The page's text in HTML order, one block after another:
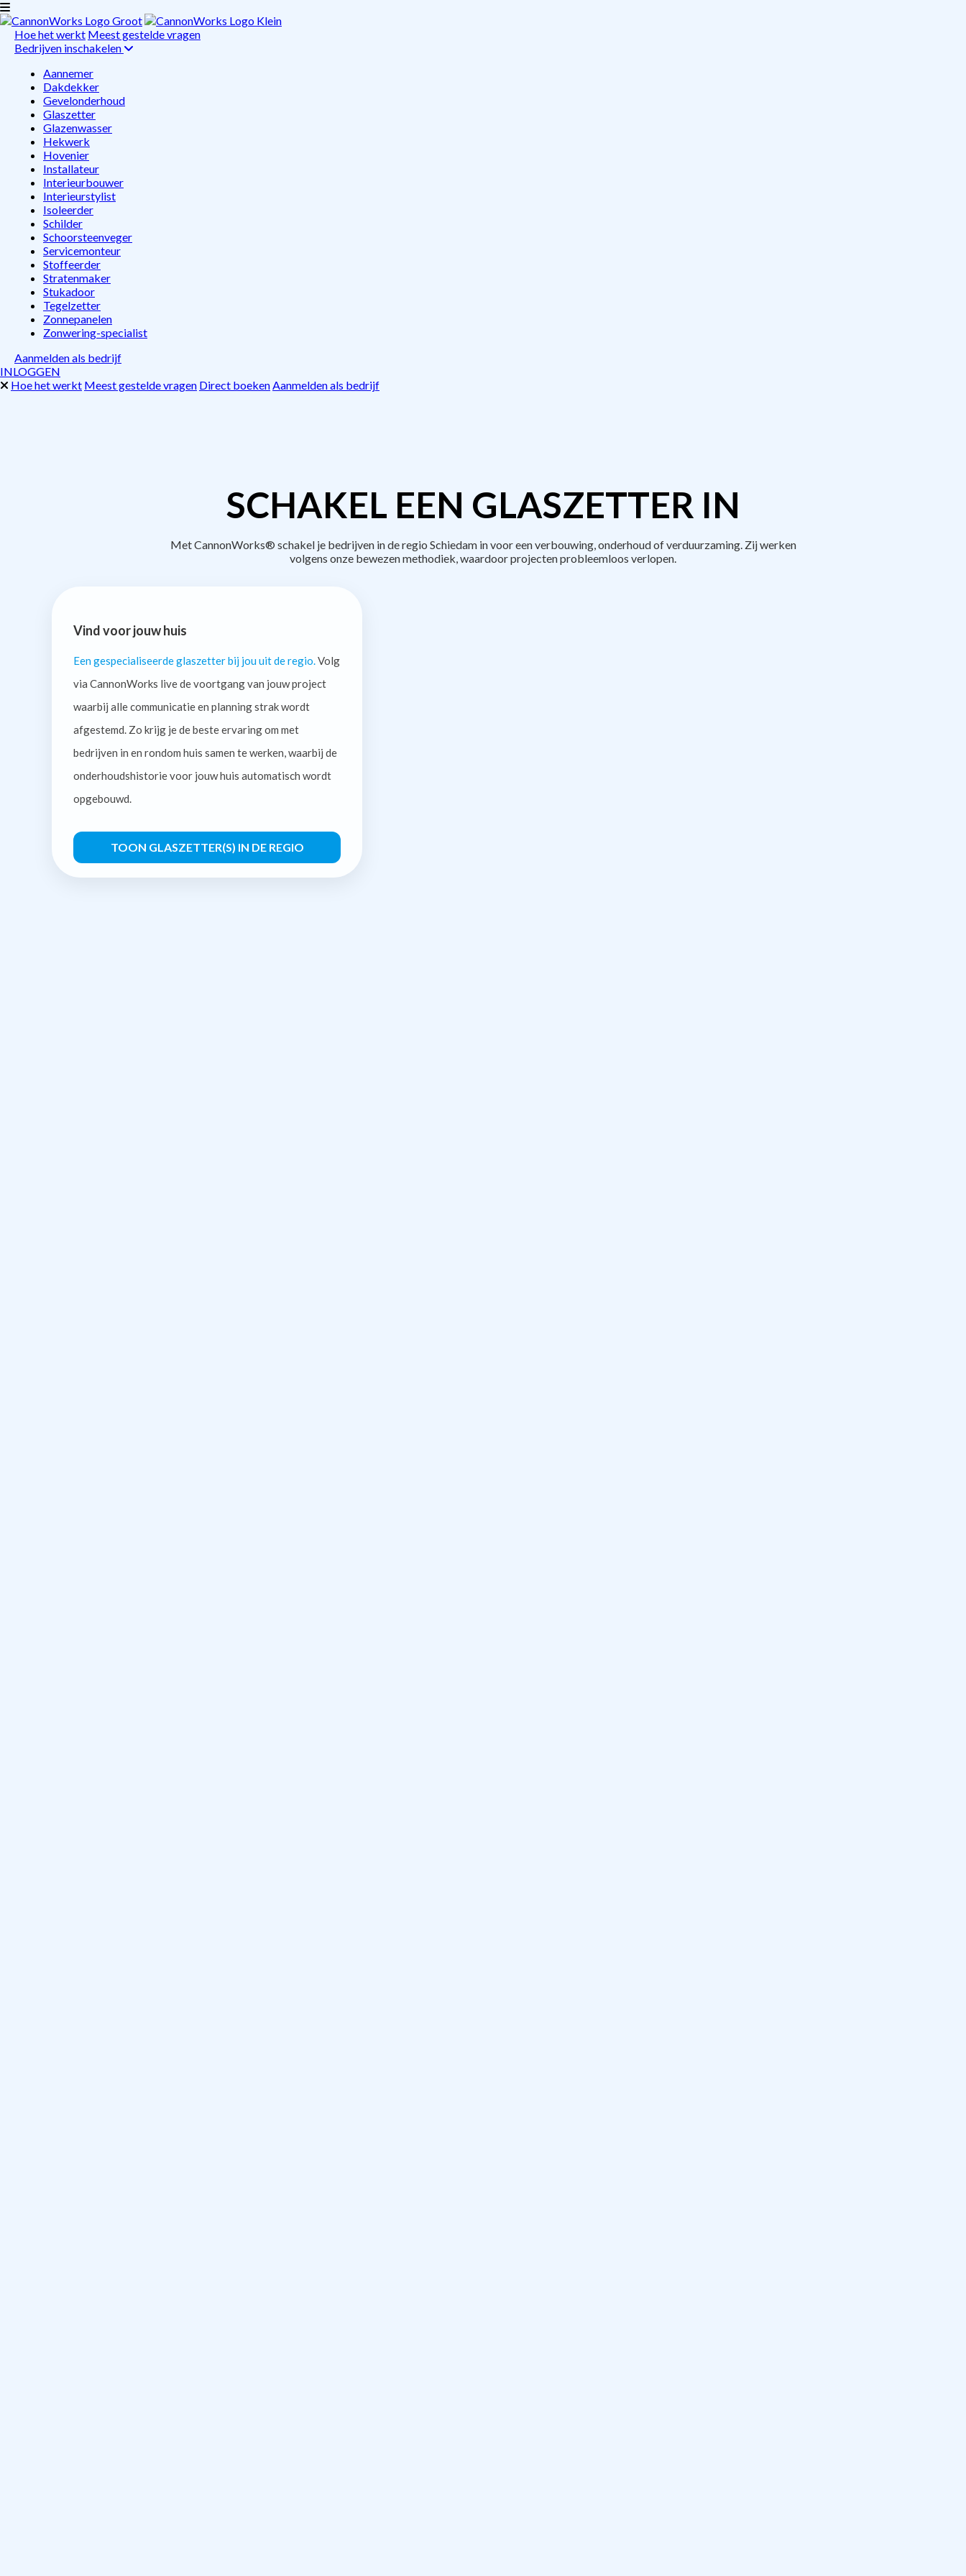
Hoe het werkt Meest gestelde vragen
Bedrijven inschakelen
Aannemer
Dakdekker
Gevelonderhoud
Glaszetter
Glazenwasser
Hekwerk
Hovenier
Installateur
Interieurbouwer
Interieurstylist
Isoleerder
Schilder
Schoorsteenveger
Servicemonteur
Stoffeerder
Stratenmaker
Stukadoor
Tegelzetter
Zonnepanelen
Zonwering-specialist
Aanmelden als bedrijf
INLOGGEN
Hoe het werkt Meest gestelde vragen Direct boekenAanmelden als bedrijf
SCHAKEL EEN GLASZETTER IN
Met CannonWorks® schakel je bedrijven in de regio Schiedam in voor een verbouwing, onderhoud of verduurzaming. Zij werken
volgens onze bewezen methodiek, waardoor projecten probleemloos verlopen.
Vind voor jouw huis
Een gespecialiseerde glaszetter bij jou uit de regio. Volg
via CannonWorks live de voortgang van jouw project
waarbij alle communicatie en planning strak wordt
afgestemd. Zo krijg je de beste ervaring om met
bedrijven in en rondom huis samen te werken, waarbij de
onderhoudshistorie voor jouw huis automatisch wordt
opgebouwd.
TOON GLASZETTER(S) IN DE REGIO